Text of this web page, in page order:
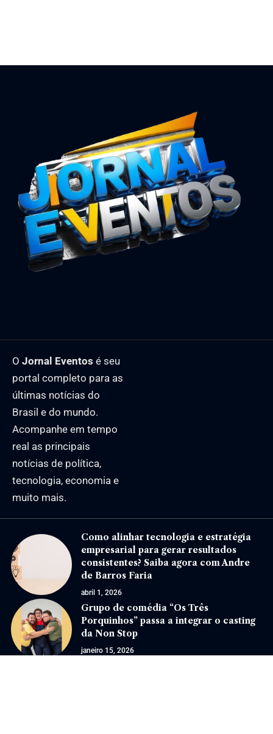
O Jornal Eventos é seu
portal completo para as
últimas notícias do
Brasil e do mundo.
Acompanhe em tempo
real as principais
notícias de política,
tecnologia, economia e
muito mais.
Como alinhar tecnologia e estratégia
empresarial para gerar resultados
consistentes? Saiba agora com Andre
de Barros Faria
abril 1, 2026
Grupo de comédia “Os Três
Porquinhos” passa a integrar o casting
da Non Stop
janeiro 15, 2026